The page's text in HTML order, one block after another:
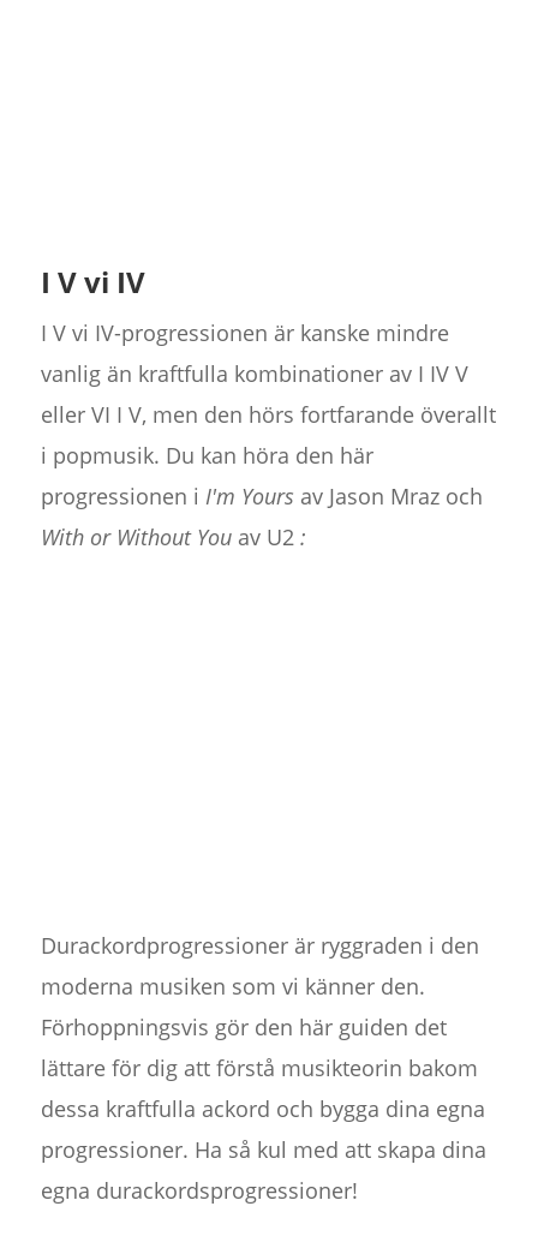
I V vi IV
I V vi IV-progressionen är kanske mindre
vanlig än kraftfulla kombinationer av I IV V
eller VI I V, men den hörs fortfarande överallt
i popmusik. Du kan höra den här
progressionen i I'm Yours av Jason Mraz och
With or Without Youav U2 :
Durackordprogressioner är ryggraden i den
moderna musiken som vi känner den.
Förhoppningsvis gör den här guiden det
lättare för dig att förstå musikteorin bakom
dessa kraftfulla ackord och bygga dina egna
progressioner. Ha så kul med att skapa dina
egna durackordsprogressioner!